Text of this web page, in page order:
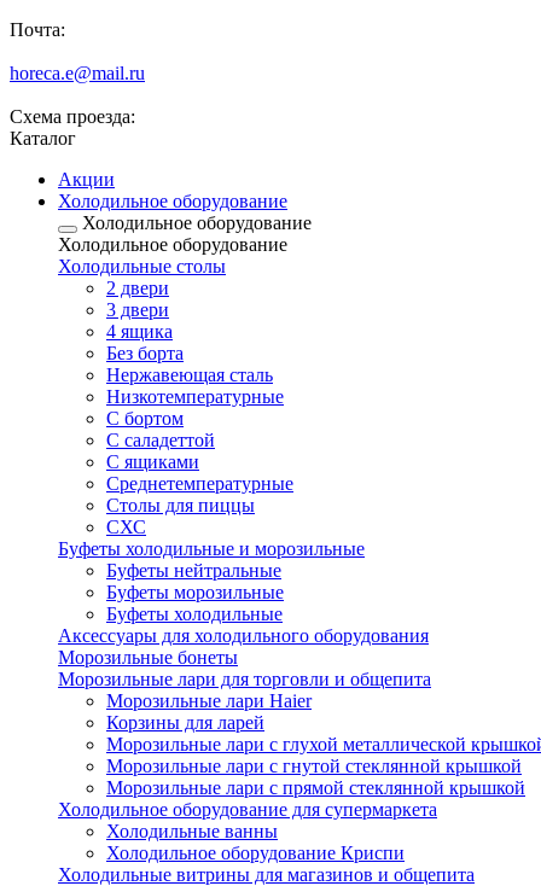
Почта:
horeca.e@mail.ru
Схема проезда:
Каталог
Акции
Холодильное оборудование
Холодильное оборудование
Холодильное оборудование
Холодильные столы
2 двери
3 двери
4 ящика
Без борта
Нержавеющая сталь
Низкотемпературные
С бортом
С саладеттой
С ящиками
Среднетемпературные
Столы для пиццы
СХС
Буфеты холодильные и морозильные
Буфеты нейтральные
Буфеты морозильные
Буфеты холодильные
Аксессуары для холодильного оборудования
Морозильные бонеты
Морозильные лари для торговли и общепита
Морозильные лари Haier
Корзины для ларей
Морозильные лари с глухой металлической
Морозильные лари с гнутой стеклянной крышкой
Морозильные лари с прямой стеклянной крышкой
Холодильное оборудование для супермаркета
Холодильные ванны
Холодильное оборудование Криспи
Холодильные витрины для магазинов и общепита